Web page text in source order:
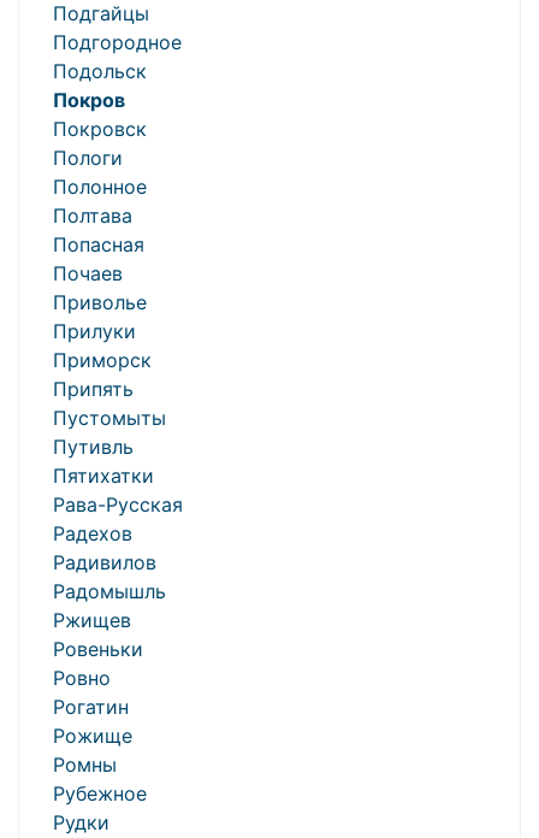
Подгайцы
Подгородное
Подольск
Покров
Покровск
Пологи
Полонное
Полтава
Попасная
Почаев
Приволье
Прилуки
Приморск
Припять
Пустомыты
Путивль
Пятихатки
Рава-Русская
Радехов
Радивилов
Радомышль
Ржищев
Ровеньки
Ровно
Рогатин
Рожище
Ромны
Рубежное
Рудки